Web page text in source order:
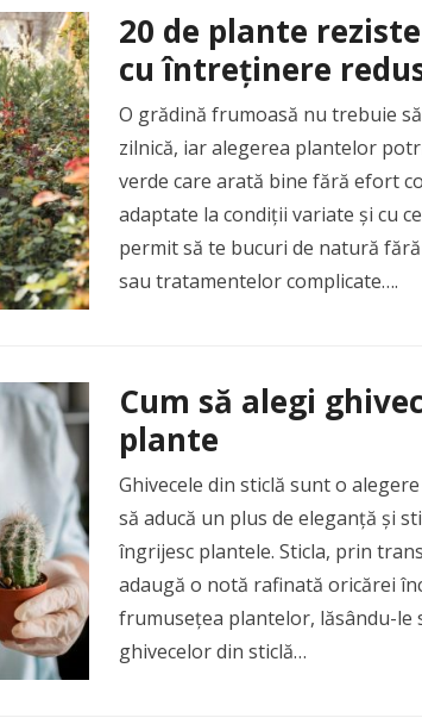
20 de plante
cu întreținere
O grădină frumoasă nu trebuie
zilnică, iar alegerea plantelor
verde care arată bine fără efort
adaptate la condiții variate și cu
permit să te bucuri de natură
sau tratamentelor complicate….
Cum să alegi
plante
Ghivecele din sticlă sunt o
să aducă un plus de eleganță și
îngrijesc plantele. Sticla, prin
adaugă o notă rafinată oricărei
frumusețea plantelor, lăsându-le
ghivecelor din sticlă…